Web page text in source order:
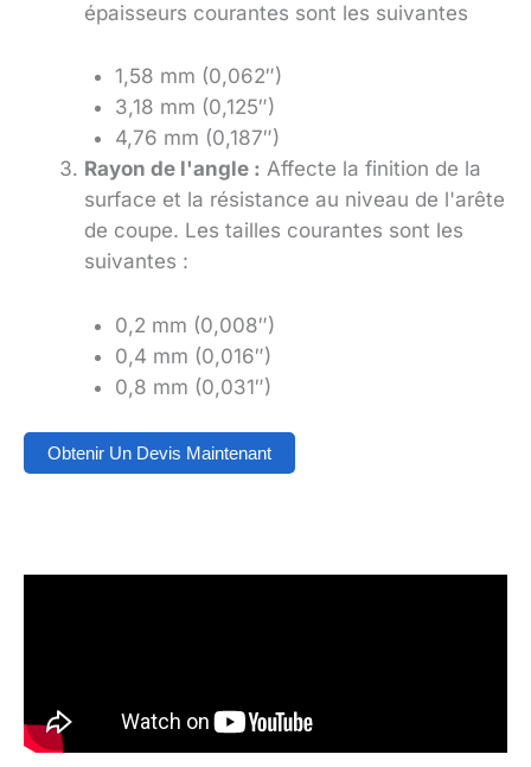
épaisseurs courantes sont les suivantes
1,58 mm (0,062″)
3,18 mm (0,125″)
4,76 mm (0,187″)
Rayon de l'angle : Affecte la finition de la
surface et la résistance au niveau de l'arête
de coupe. Les tailles courantes sont les
suivantes :
0,2 mm (0,008″)
0,4 mm (0,016″)
0,8 mm (0,031″)
Obtenir Un Devis Maintenant